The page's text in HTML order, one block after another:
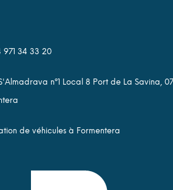
971 34 33 20
nº1 Local 8 Port de La Savina,
de véhicules à Formentera